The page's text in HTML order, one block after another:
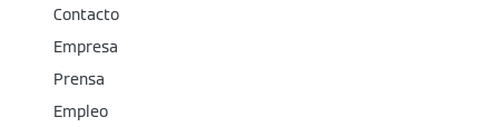
Contacto
Empresa
Prensa
Empleo